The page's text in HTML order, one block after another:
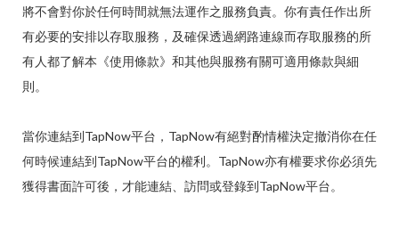
將不會對你於任何時間就無法運作之服務負責。你有責任作出所
有必要的安排以存取服務，及確保透過網路連線而存取服務的所
有人都了解本《使用條款》和其他與服務有關可適用條款與細
則。
當你連結到TapNow平台，TapNow有絕對酌情權決定撤消你在任
何時候連結到TapNow平台的權利。TapNow亦有權要求你必須先
獲得書面許可後，才能連結、訪問或登錄到TapNow平台。